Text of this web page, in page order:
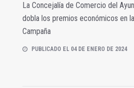
La Concejalía de Comercio del
dobla los premios económicos en
Campaña
PUBLICADO EL 04 DE ENERO DE 2024